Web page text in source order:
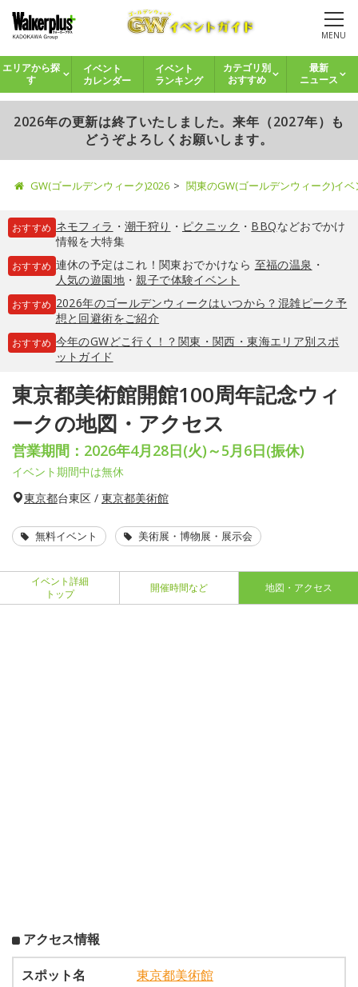
MENU
エリアから探
す
イベント
カレンダー
イベント
ランキング
カテゴリ別
おすすめ
最新
ニュース
2026年の更新は終了いたしました。来年（2027年）も
どうぞよろしくお願いします。
GW(ゴールデンウィーク)2026 関東のGW(ゴールデンウィーク)イ
おすすめ ネモフィラ ・ 潮干狩り ・ ピクニック ・ BBQなどおでかけ
情報を大特集
おすすめ 連休の予定はこれ！関東おでかけなら 至福の温泉 ・
人気の遊園地・親子で体験イベント
おすすめ 2026年のゴールデンウィークはいつから？混雑ピーク予
想と回避術をご紹介
おすすめ 今年のGWどこ行く！？関東・関西・東海エリア別スポ
ットガイド
東京都美術館開館100周年記念ウィ
ークの地図・アクセス
営業期間：2026年4月28日(火)～5月6日(振休)
イベント期間中は無休
東京都台東区 / 東京都美術館
無料イベント 美術展・博物展・展示会
イベント詳細
トップ
開催時間など 地図・アクセス
アクセス情報
スポット名
東京都美術館